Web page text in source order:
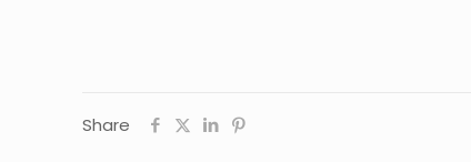
Share